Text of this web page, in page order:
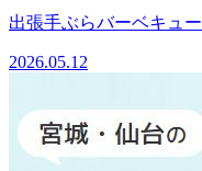
出張手ぶらバーベキュー
2026.05.12